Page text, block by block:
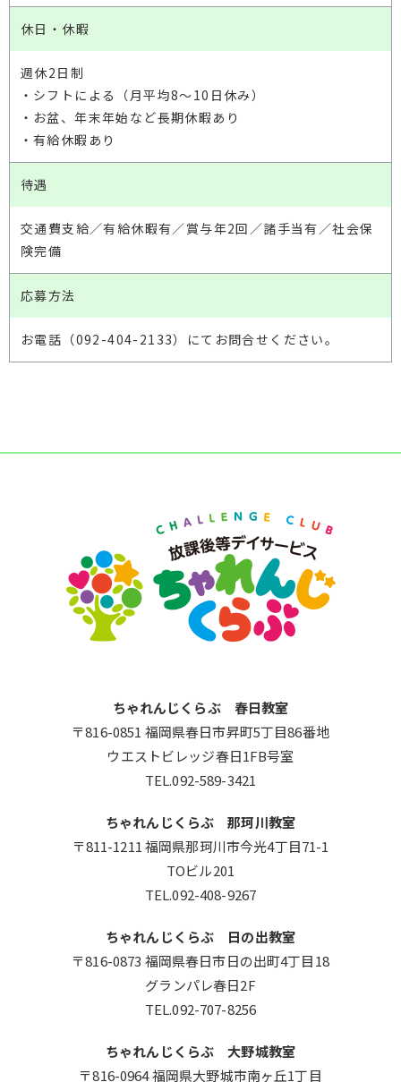
休日・休暇
週休2日制
・シフトによる（月平均8～10日休み）
・お盆、年末年始など長期休暇あり
・有給休暇あり
待遇
交通費支給／有給休暇有／賞与年2回／諸手当有／社会保
険完備
応募方法
お電話（092-404-2133）にてお問合せください。
ちゃれんじくらぶ 春日教室
〒816-0851 福岡県春日市昇町5丁目86番地
ウエストビレッジ春日1FB号室
TEL.092-589-3421
ちゃれんじくらぶ 那珂川教室
〒811-1211 福岡県那珂川市今光4丁目71-1
TOビル201
TEL.092-408-9267
ちゃれんじくらぶ 日の出教室
〒816-0873 福岡県春日市日の出町4丁目18
グランパレ春日2F
TEL.092-707-8256
ちゃれんじくらぶ 大野城教室
〒816-0964 福岡県大野城市南ヶ丘1丁目